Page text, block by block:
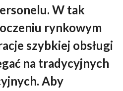
Polski
PL
Deutch
English
W tak
rynkowym
szybkiej obsługi
na tradycyjnych
Aby